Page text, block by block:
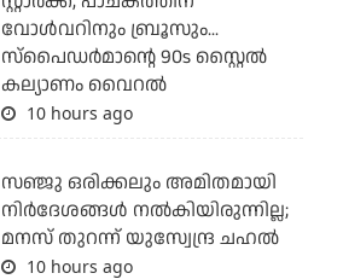
വോള്‍വറിനും ബ്രൂസും...
സ്‌പൈഡര്‍മാന്റെ 90s സ്റ്റൈല്‍
കല്യാണം വൈറല്‍
10 hours ago
സഞ്ജു ഒരിക്കലും അമിതമായി
നിര്‍ദേശങ്ങള്‍ നല്‍കിയിരുന്നില്ല;
മനസ് തുറന്ന് യുസ്വേന്ദ്ര ചഹല്‍
10 hours ago